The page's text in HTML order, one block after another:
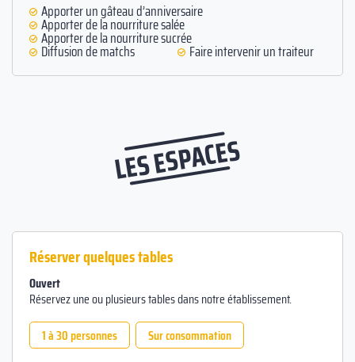
Apporter un gâteau d’anniversaire
Apporter de la nourriture salée
Apporter de la nourriture sucrée
Diffusion de matchs Faire intervenir un traiteur
LES ESPACES
Réserver quelques tables
Ouvert
Réservez une ou plusieurs tables dans notre établissement.
1 à 30 personnes
Sur consommation